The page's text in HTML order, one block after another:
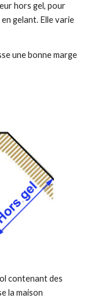
hors gel, pour
gelant. Elle varie
une bonne marge
contenant des
la maison